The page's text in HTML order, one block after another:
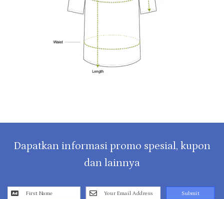
Dapatkan informasi promo spesial, kupon
dan lainnya
Submit